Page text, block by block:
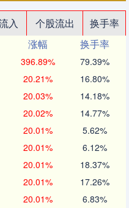
入 个股流出
换手率
涨幅
换手率
396.89% 79.39%
20.21% 16.80%
20.03% 14.18%
20.02% 14.77%
20.01% 5.62%
20.01% 6.12%
20.01% 18.37%
20.01% 17.26%
20.01% 6.83%